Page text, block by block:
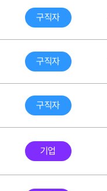
구직자
구직자
구직자
기업